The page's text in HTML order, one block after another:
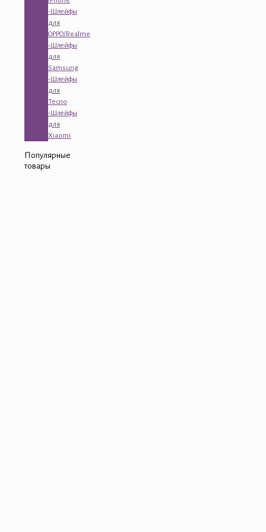
-Шлейфы
для
OPPO/Realme
-Шлейфы
для
Samsung
-Шлейфы
для
Tecno
-Шлейфы
для
Xiaomi
Популярные
товары